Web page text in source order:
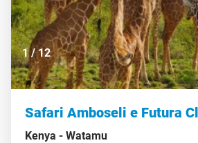
1/12
Safari Amboseli e Futura
Kenya - Watamu